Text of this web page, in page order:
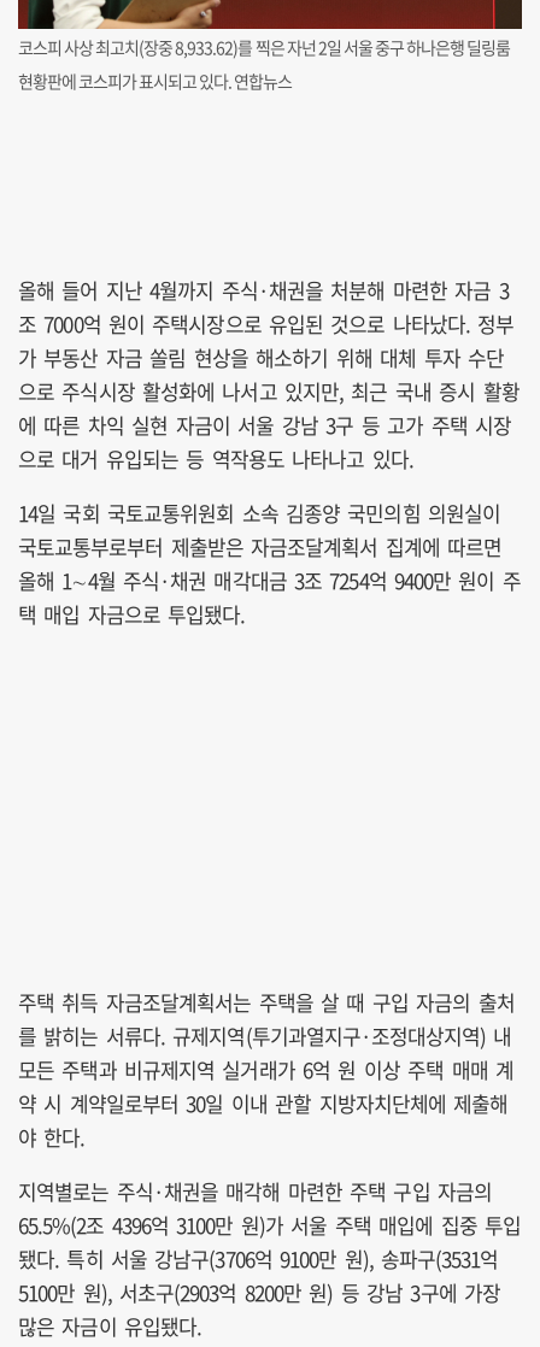
코스피 사상 최고치(장중 8,933.62)를 찍은 자넌 2일 서울 중구 하나은행 딜링룸
현황판에 코스피가 표시되고 있다. 연합뉴스
올해 들어 지난 4월까지 주식·채권을 처분해 마련한 자금 3
조 7000억 원이 주택시장으로 유입된 것으로 나타났다. 정부
가 부동산 자금 쏠림 현상을 해소하기 위해 대체 투자 수단
으로 주식시장 활성화에 나서고 있지만, 최근 국내 증시 활황
에 따른 차익 실현 자금이 서울 강남 3구 등 고가 주택 시장
으로 대거 유입되는 등 역작용도 나타나고 있다.
14일 국회 국토교통위원회 소속 김종양 국민의힘 의원실이
국토교통부로부터 제출받은 자금조달계획서 집계에 따르면
올해 1∼4월 주식·채권 매각대금 3조 7254억 9400만 원이 주
택 매입 자금으로 투입됐다.
주택 취득 자금조달계획서는 주택을 살 때 구입 자금의 출처
를 밝히는 서류다. 규제지역(투기과열지구·조정대상지역) 내
모든 주택과 비규제지역 실거래가 6억 원 이상 주택 매매 계
약 시 계약일로부터 30일 이내 관할 지방자치단체에 제출해
야 한다.
지역별로는 주식·채권을 매각해 마련한 주택 구입 자금의
65.5%(2조 4396억 3100만 원)가 서울 주택 매입에 집중 투입
됐다. 특히 서울 강남구(3706억 9100만 원), 송파구(3531억
5100만 원), 서초구(2903억 8200만 원) 등 강남 3구에 가장
많은 자금이 유입됐다.